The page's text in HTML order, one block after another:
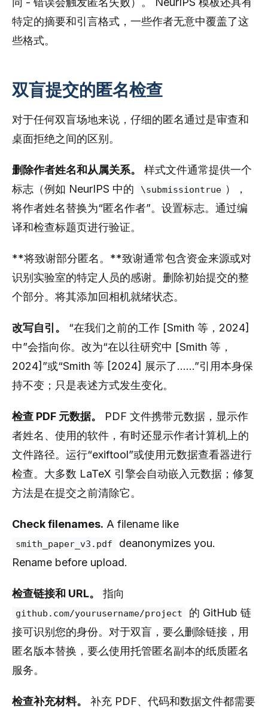
特定的摘要和引言格式，一些作者无意中覆盖了这
些格式。
双盲提交的匿名检查
对于任何双盲场地来说，仔细的匿名通过是审查和
桌面拒绝之间的区别。
删除作者姓名和从属关系。
样式文件通常提供一个
标志（例如 NeurIPS 中的
\submissiontrue ），
将作者姓名替换为“匿名作者”。设置标志。通过编
译和检查标题页进行验证。
**将致谢部分匿名。**致谢通常包含资金来源或对
识别实验室的特定人员的感谢。删除初始提交的整
个部分。将其添加回相机就绪状态。
改写自引。
“在我们之前的工作 [Smith 等，2024]
中”会指向你。改为“在以往研究中 [Smith 等，
2024]”或“Smith 等 [2024] 展示了……”引用本身保
持不变；只是表述方式发生变化。
检查 PDF 元数据。
PDF 文件携带元数据，显示作
者姓名、使用的软件，有时还显示作者计算机上的
文件路径。运行“exiftool”或使用元数据查看器进行
检查。大多数 LaTeX 引擎会自动嵌入元数据；修复
方法是在提交之前清除它。
Check filenames. A filename like
smith_paper_v3.pdf
deanonymizes you.
Rename before upload.
检查链接和 URL。 指向
github.com/yourusername/project
的 GitHub 链
接可识别您的身份。对于双盲，要么删除链接，用
匿名版本替换，要么使用托管匿名副本的纸质匿名
服务。
检查补充材料。
补充 PDF、代码和数据文件都需要